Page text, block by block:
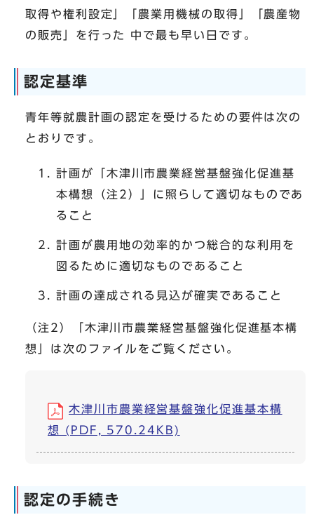
取得や権利設定」「農業用機械の取得」「農産物
の販売」を行った 中で最も早い日です。
認定基準
青年等就農計画の認定を受けるための要件は次の
とおりです。
計画が「木津川市農業経営基盤強化促進基
本構想（注2）」に照らして適切なものであ
ること
計画が農用地の効率的かつ総合的な利用を
図るために適切なものであること
計画の達成される見込が確実であること
（注2）「木津川市農業経営基盤強化促進基本構
想」は次のファイルをご覧ください。
木津川市農業経営基盤強化促進基本構
想 (PDF, 570.24KB)
認定の手続き